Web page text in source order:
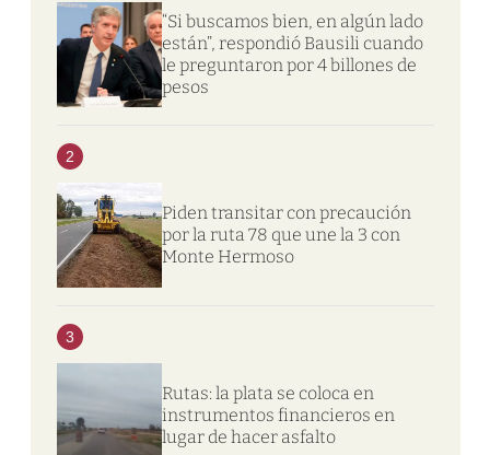
“Si buscamos bien, en algún lado
están”, respondió Bausili cuando
le preguntaron por 4 billones de
pesos
2
Piden transitar con precaución
por la ruta 78 que une la 3 con
Monte Hermoso
3
Rutas: la plata se coloca en
instrumentos financieros en
lugar de hacer asfalto